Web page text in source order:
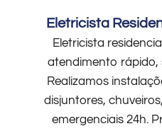
Eletricista
Eletricista
atendimento rápido,
Realizamos
disjuntores,
emergenciais 24h.